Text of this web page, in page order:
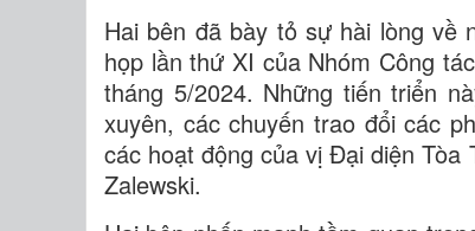
Hai bên đã bày tỏ sự hài lòng về
họp lần thứ XI của Nhóm Công
tháng 5/2024. Những tiến triển
xuyên, các chuyến trao đổi các
các hoạt động của vị Đại diện
Zalewski.